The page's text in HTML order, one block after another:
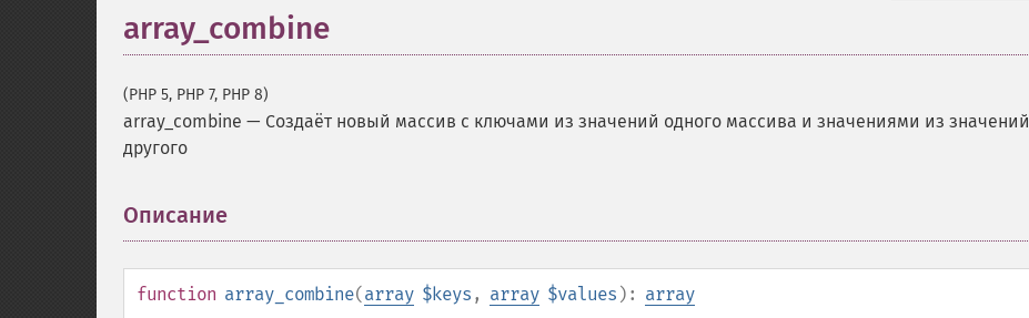
array_combine
(PHP 5, PHP 7, PHP 8)
array_combine — Создаёт новый массив с ключами из значений одного массива и значениями из значений
другого
Описание
function array_combine(array $keys , array $values ): array